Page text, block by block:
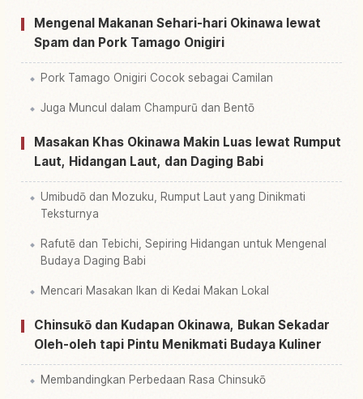
Mengenal Makanan Sehari-hari Okinawa lewat
Spam dan Pork Tamago Onigiri
Pork Tamago Onigiri Cocok sebagai Camilan
Juga Muncul dalam Champurū dan Bentō
Masakan Khas Okinawa Makin Luas lewat Rumput
Laut, Hidangan Laut, dan Daging Babi
Umibudō dan Mozuku, Rumput Laut yang Dinikmati
Teksturnya
Rafutē dan Tebichi, Sepiring Hidangan untuk Mengenal
Budaya Daging Babi
Mencari Masakan Ikan di Kedai Makan Lokal
Chinsukō dan Kudapan Okinawa, Bukan Sekadar
Oleh-oleh tapi Pintu Menikmati Budaya Kuliner
Membandingkan Perbedaan Rasa Chinsukō